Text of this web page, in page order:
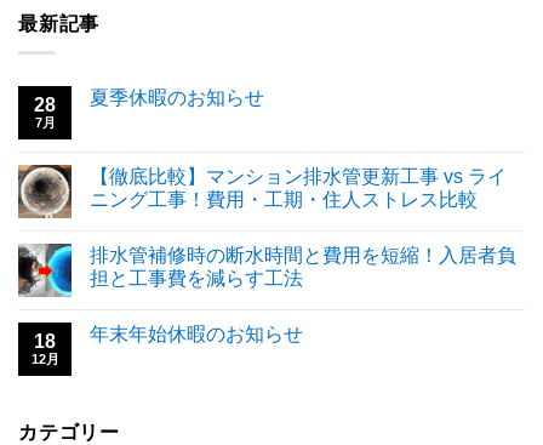
最新記事
28
7月
夏季休暇のお知らせ
【徹底比較】マンション排水管更新工事 vs ライ
ニング工事！費用・工期・住人ストレス比較
排水管補修時の断水時間と費用を短縮！入居者負
担と工事費を減らす工法
18
12月
年末年始休暇のお知らせ
カテゴリー